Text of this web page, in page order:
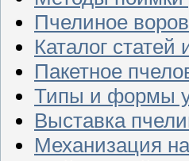
Пчелиное
Каталог
Пакетное
Типы и формы
Выставка
Механизация